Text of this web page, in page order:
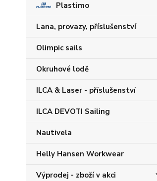
Plastimo
Lana, provazy, příslušenství
Olimpic sails
Okruhové lodě
ILCA & Laser - příslušenství
ILCA DEVOTI Sailing
Nautivela
Helly Hansen Workwear
Výprodej - zboží v akci